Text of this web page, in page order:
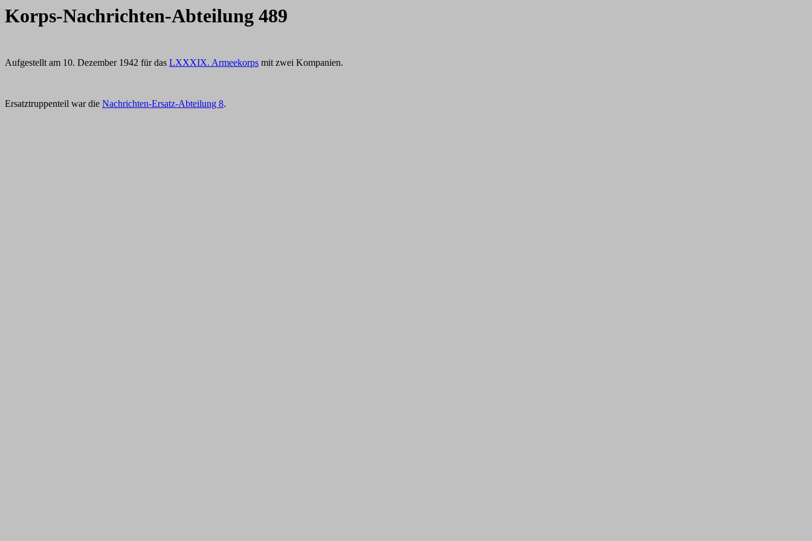
Korps-Nachrichten-Abteilung 489
Aufgestellt am 10. Dezember 1942 für das LXXXIX. Armeekorps mit zwei Kompanien.
Ersatztruppenteil war die Nachrichten-Ersatz-Abteilung 8.